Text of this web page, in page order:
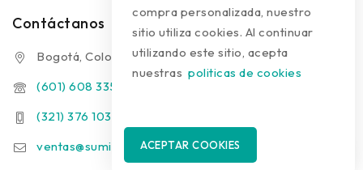
Contáctanos
Bogotá, Colombia
(601) 608 3354
(321) 376 1031 - (313) 289 9910
ventas@suministrosmedicos.co
compra personalizada, nuestro
sitio utiliza cookies. Al continuar
utilizando este sitio, acepta
nuestras politicas de cookies
ACEPTAR COOKIES